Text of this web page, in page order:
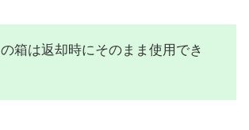
箱は返却時にそのまま使用でき